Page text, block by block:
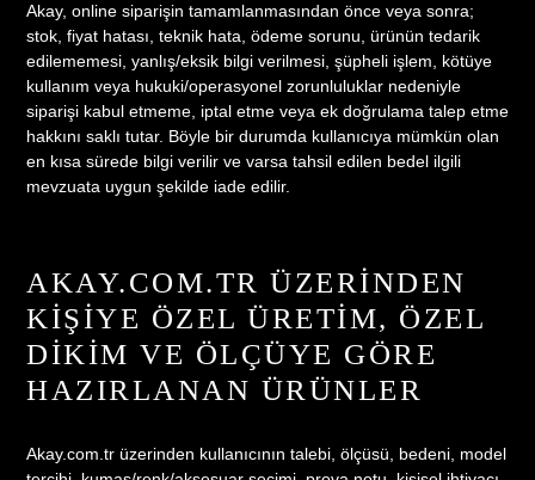
Akay, online siparişin tamamlanmasından önce veya sonra;
stok, fiyat hatası, teknik hata, ödeme sorunu, ürünün tedarik
edilememesi, yanlış/eksik bilgi verilmesi, şüpheli işlem, kötüye
kullanım veya hukuki/operasyonel zorunluluklar nedeniyle
siparişi kabul etmeme, iptal etme veya ek doğrulama talep etme
hakkını saklı tutar. Böyle bir durumda kullanıcıya mümkün olan
en kısa sürede bilgi verilir ve varsa tahsil edilen bedel ilgili
mevzuata uygun şekilde iade edilir.
AKAY.COM.TR ÜZERINDEN
KIŞIYE ÖZEL ÜRETIM, ÖZEL
DIKIM VE ÖLÇÜYE GÖRE
HAZIRLANAN ÜRÜNLER
Akay.com.tr üzerinden kullanıcının talebi, ölçüsü, bedeni, model